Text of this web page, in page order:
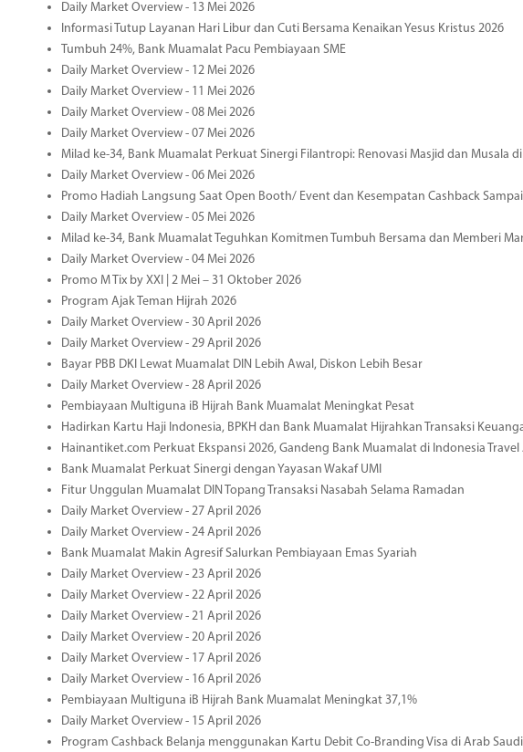
Daily Market Overview - 13 Mei 2026
Informasi Tutup Layanan Hari Libur dan Cuti Bersama Kenaikan Yesus Kristus 2026
Tumbuh 24%, Bank Muamalat Pacu Pembiayaan SME
Daily Market Overview - 12 Mei 2026
Daily Market Overview - 11 Mei 2026
Daily Market Overview - 08 Mei 2026
Daily Market Overview - 07 Mei 2026
Milad ke-34, Bank Muamalat Perkuat Sinergi Filantropi: Renovasi Masjid dan Musala
Daily Market Overview - 06 Mei 2026
Promo Hadiah Langsung Saat Open Booth/ Event dan Kesempatan Cashback
Daily Market Overview - 05 Mei 2026
Milad ke-34, Bank Muamalat Teguhkan Komitmen Tumbuh Bersama dan Memberi
Daily Market Overview - 04 Mei 2026
Promo M Tix by XXI | 2 Mei – 31 Oktober 2026
Program Ajak Teman Hijrah 2026
Daily Market Overview - 30 April 2026
Daily Market Overview - 29 April 2026
Bayar PBB DKI Lewat Muamalat DIN Lebih Awal, Diskon Lebih Besar
Daily Market Overview - 28 April 2026
Pembiayaan Multiguna iB Hijrah Bank Muamalat Meningkat Pesat
Hadirkan Kartu Haji Indonesia, BPKH dan Bank Muamalat Hijrahkan Transaksi
Hainantiket.com Perkuat Ekspansi 2026, Gandeng Bank Muamalat di Indonesia
Bank Muamalat Perkuat Sinergi dengan Yayasan Wakaf UMI
Fitur Unggulan Muamalat DIN Topang Transaksi Nasabah Selama Ramadan
Daily Market Overview - 27 April 2026
Daily Market Overview - 24 April 2026
Bank Muamalat Makin Agresif Salurkan Pembiayaan Emas Syariah
Daily Market Overview - 23 April 2026
Daily Market Overview - 22 April 2026
Daily Market Overview - 21 April 2026
Daily Market Overview - 20 April 2026
Daily Market Overview - 17 April 2026
Daily Market Overview - 16 April 2026
Pembiayaan Multiguna iB Hijrah Bank Muamalat Meningkat 37,1%
Daily Market Overview - 15 April 2026
Program Cashback Belanja menggunakan Kartu Debit Co-Branding Visa di Arab Saudi